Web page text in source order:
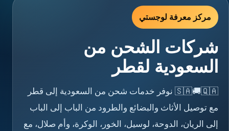
مركز معرفة لوجستي
شركات الشحن من
السعودية لقطر
🇸🇦🚚🇶🇦 نوفر خدمات شحن من السعودية إلى قطر
مع توصيل الأثاث والبضائع والطرود من الباب إلى الباب
إلى الريان، الدوحة، لوسيل، الخور، الوكرة، وأم صلال، مع